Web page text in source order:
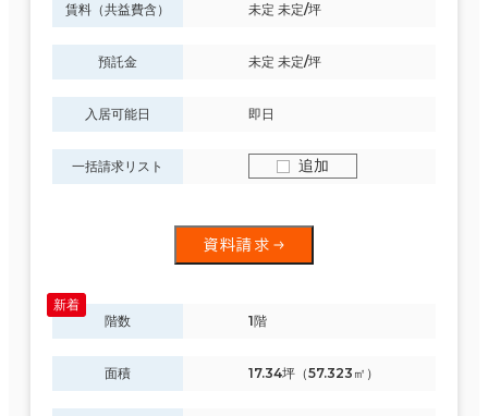
賃料（共益費含） 未定 未定/坪
預託金 未定 未定/坪
入居可能日 即日
一括請求リスト 追加
資料請求
階数 1階
面積 17.34坪（57.323㎡）